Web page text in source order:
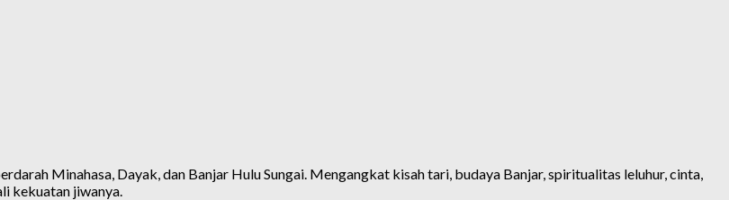
Minahasa, Dayak, dan Banjar Hulu Sungai. Mengangkat kisah tari, budaya Banjar, spiritualitas leluhur, cinta,
kekuatan jiwanya.